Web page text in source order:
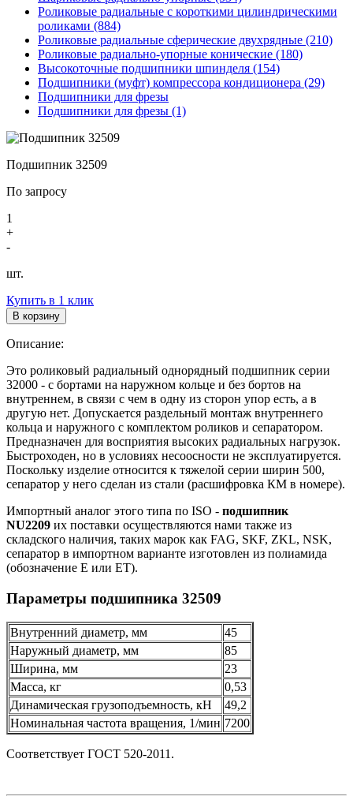
Роликовые радиальные с короткими цилиндрическими
роликами (884)
Роликовые радиальные сферические двухрядные (210)
Роликовые радиально-упорные конические (180)
Высокоточные подшипники шпинделя (154)
Подшипники (муфт) компрессора кондиционера (29)
Подшипники для фрезы
Подшипники для фрезы (1)
Подшипник 32509
По запросу
1
+
-
шт.
Купить в 1 клик
В корзину
Описание:
Это роликовый радиальный однорядный подшипник серии
32000 - с бортами на наружном кольце и без бортов на
внутреннем, в связи с чем в одну из сторон упор есть, а в
другую нет. Допускается раздельный монтаж внутреннего
кольца и наружного с комплектом роликов и сепаратором.
Предназначен для восприятия высоких радиальных нагрузок.
Быстроходен, но в условиях несоосности не эксплуатируется.
Поскольку изделие относится к тяжелой серии ширин 500,
сепаратор у него сделан из стали (расшифровка КМ в номере).
Импортный аналог этого типа по ISO - подшипник
NU2209 их поставки осуществляются нами также из
складского наличия, таких марок как FAG, SKF, ZKL, NSK,
сепаратор в импортном варианте изготовлен из полиамида
(обозначение E или ET).
Параметры подшипника 32509
Внутренний диаметр, мм
45
Наружный диаметр, мм
85
Ширина, мм
23
Масса, кг
0,53
Динамическая грузоподъемность, кН
49,2
Номинальная частота вращения, 1/мин 7200
Соответствует ГОСТ 520-2011.